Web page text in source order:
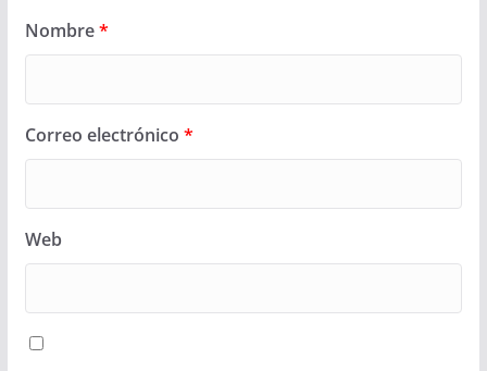
Nombre*
Correo electrónico *
Web